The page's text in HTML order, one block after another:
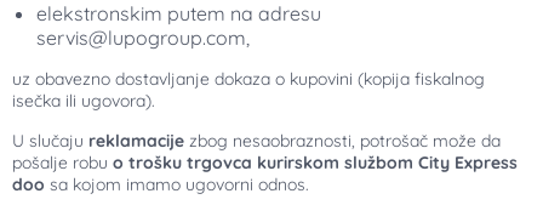
elekstronskim putem na adresu
servis@lupogroup.com,
uz obavezno dostavljanje dokaza o kupovini (kopija fiskalnog
isečka ili ugovora).
U slučaju reklamacije zbog nesaobraznosti, potrošač može da
pošalje robu o trošku trgovca kurirskom službom City Express
doo sa kojom imamo ugovorni odnos.